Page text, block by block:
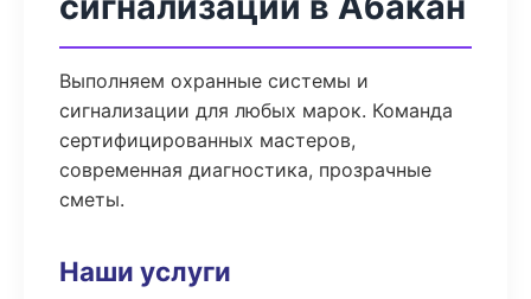
Выполняем охранные системы и
сигнализации для любых марок. Команда
сертифицированных мастеров,
современная диагностика, прозрачные
сметы.
Наши услуги